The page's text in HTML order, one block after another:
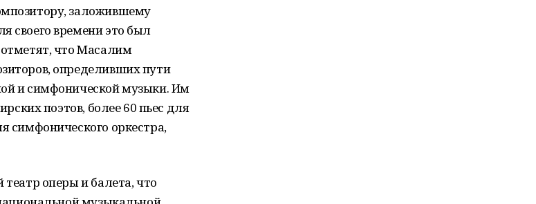
заложившему
своего времени это был
что Масалим
определивших пути
и симфонической музыки. Им
поэтов, более 60 пьес для
симфонического оркестра,
оперы и балета, что